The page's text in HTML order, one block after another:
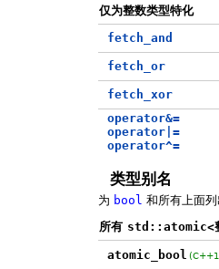
仅为整数类型特化
fetch_and
fetch_or
fetch_xor
operator&=
operator|=
operator^=
类型别名
为 bool 和所有上面
所有 std::atomic<
atomic_bool